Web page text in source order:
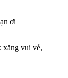
ơi
xăng vui vẻ,